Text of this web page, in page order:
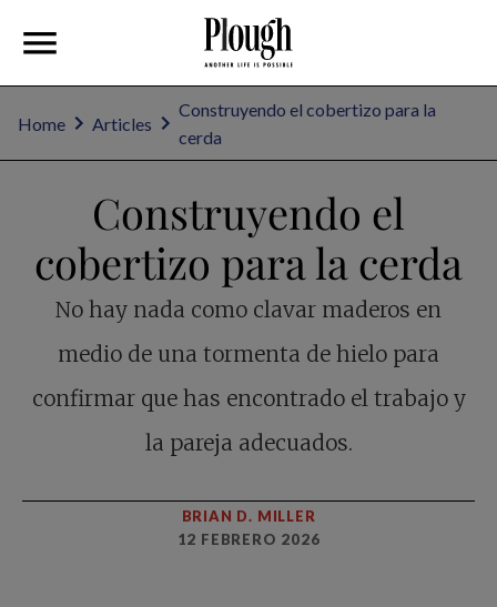
Home Articles
Construyendo el cobertizo para la
cerda
Construyendo el
cobertizo para la cerda
No hay nada como clavar maderos en
medio de una tormenta de hielo para
confirmar que has encontrado el trabajo y
la pareja adecuados.
BRIAN D. MILLER
12 FEBRERO 2026